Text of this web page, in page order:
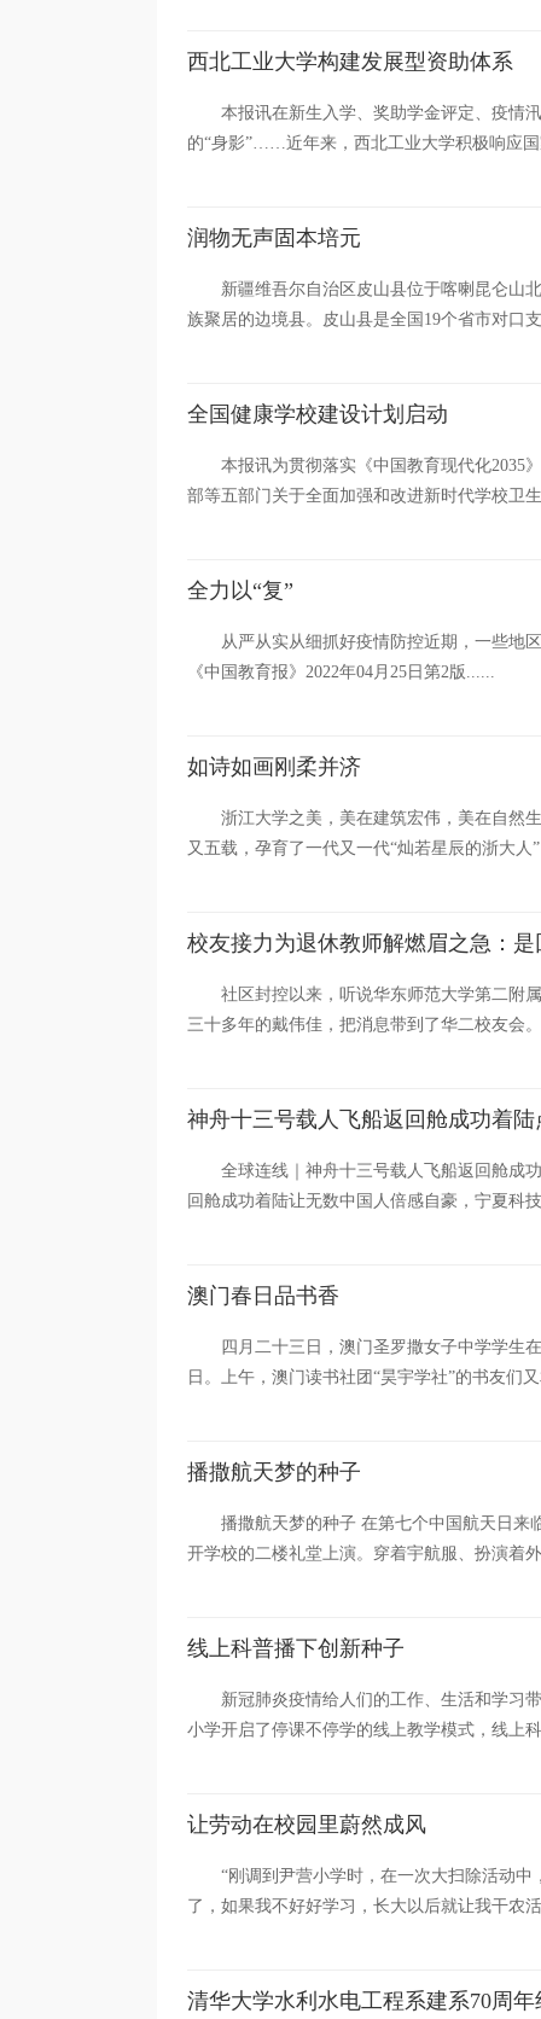
西北工业大学构建发展型资助体系
本报讯在新生入学、奖助学金评定、疫情
的“身影”……近年来，西北工业大学积极响应
润物无声固本培元
新疆维吾尔自治区皮山县位于喀喇昆仑山
族聚居的边境县。皮山县是全国19个省市对口
全国健康学校建设计划启动
本报讯为贯彻落实《中国教育现代化2035
部等五部门关于全面加强和改进新时代学校卫
全力以“复”
从严从实从细抓好疫情防控近期，一些地
《中国教育报》2022年04月25日第2版......
如诗如画刚柔并济
浙江大学之美，美在建筑宏伟，美在自然
又五载，孕育了一代又一代“灿若星辰的浙大
校友接力为退休教师解燃眉之急：
社区封控以来，听说华东师范大学第二附
三十多年的戴伟佳，把消息带到了华二校友会
神舟十三号载人飞船返回舱成功着
全球连线｜神舟十三号载人飞船返回舱成
回舱成功着陆让无数中国人倍感自豪，宁夏科
澳门春日品书香
四月二十三日，澳门圣罗撒女子中学学生
日。上午，澳门读书社团“昊宇学社”的书友们
播撒航天梦的种子
播撒航天梦的种子 在第七个中国航天日来
开学校的二楼礼堂上演。穿着宇航服、扮演着
线上科普播下创新种子
新冠肺炎疫情给人们的工作、生活和学习
小学开启了停课不停学的线上教学模式，线上
让劳动在校园里蔚然成风
“刚调到尹营小学时，在一次大扫除活动
了，如果我不好好学习，长大以后就让我干农
清华大学水利水电工程系建系70周